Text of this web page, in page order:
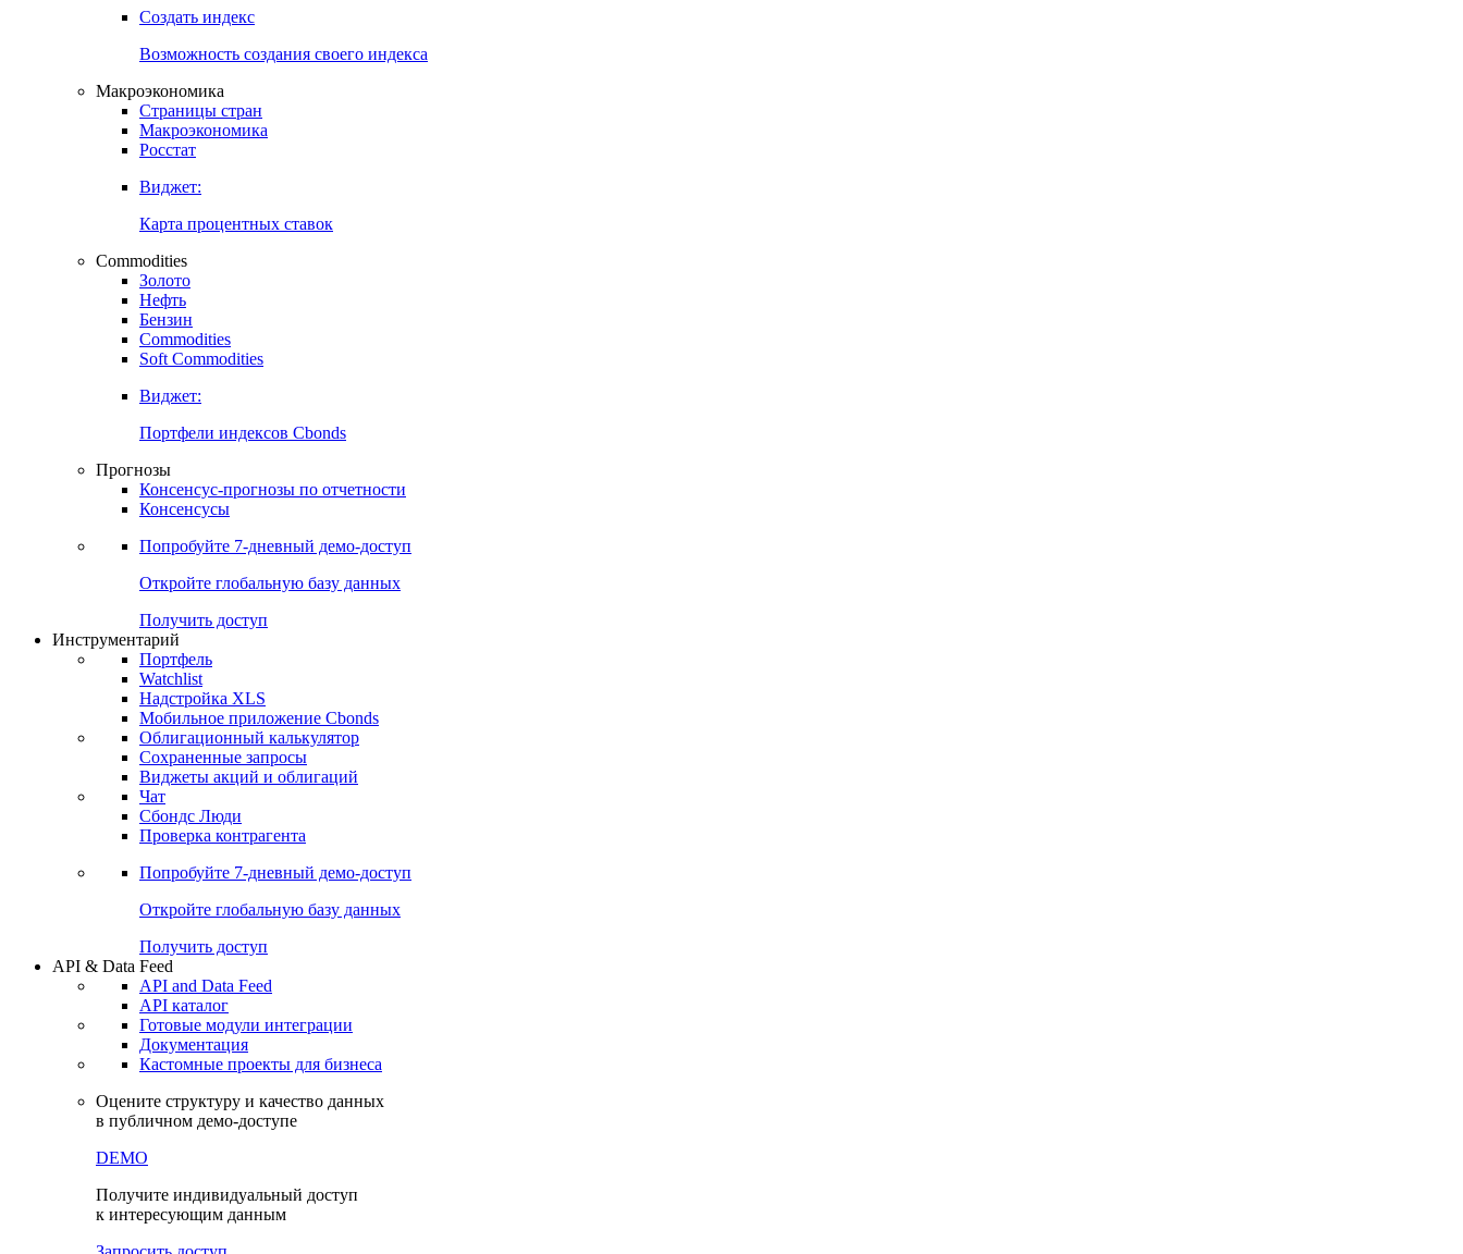
Создать индекс
Возможность создания своего индекса
Макроэкономика
Страницы стран
Макроэкономика
Росстат
Виджет:
Карта процентных ставок
Commodities
Золото
Нефть
Бензин
Commodities
Soft Commodities
Виджет:
Портфели индексов Cbonds
Прогнозы
Консенсус-прогнозы по отчетности
Консенсусы
Попробуйте 7-дневный демо-доступ
Откройте глобальную базу данных
Получить доступ
Инструментарий
Портфель
Watchlist
Надстройка XLS
Мобильное приложение Cbonds
Облигационный калькулятор
Сохраненные запросы
Виджеты акций и облигаций
Чат
Сбондс Люди
Проверка контрагента
Попробуйте 7-дневный демо-доступ
Откройте глобальную базу данных
Получить доступ
API & Data Feed
API and Data Feed
API каталог
Готовые модули интеграции
Документация
Кастомные проекты для бизнеса
Оцените структуру и качество данных
в публичном демо-доступе
DEMO
Получите индивидуальный доступ
к интересующим данным